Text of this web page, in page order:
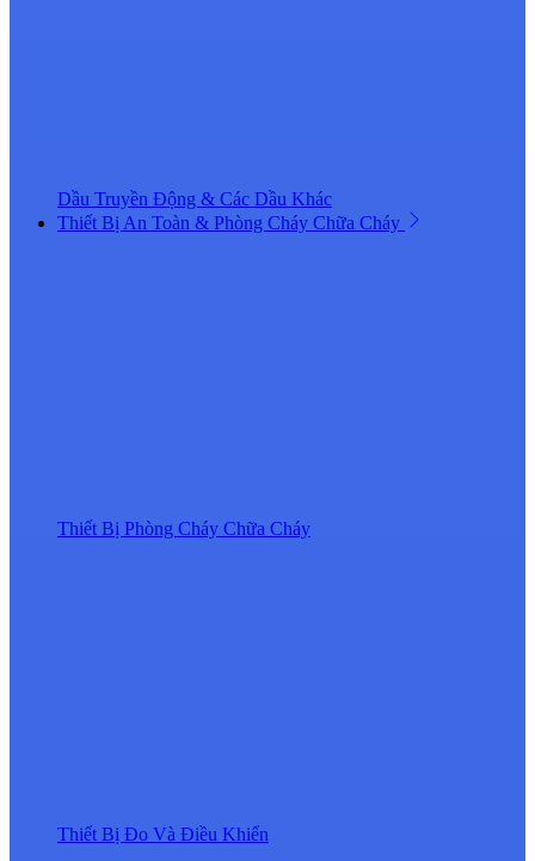
Dầu Truyền Động & Các Dầu Khác
Thiết Bị An Toàn & Phòng Cháy Chữa Cháy
Thiết Bị Phòng Cháy Chữa Cháy
Thiết Bị Đo Và Điều Khiển